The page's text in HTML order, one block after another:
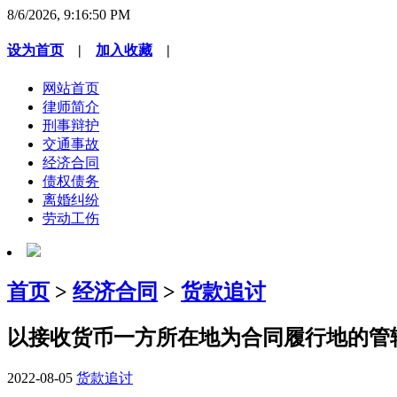
8/6/2026, 9:16:50 PM
设为首页 | 加入收藏 |
网站首页
律师简介
刑事辩护
交通事故
经济合同
债权债务
离婚纠纷
劳动工伤
首页 > 经济合同 > 货款追讨
以接收货币一方所在地为合同履行地的管
2022-08-05 货款追讨